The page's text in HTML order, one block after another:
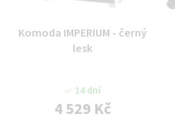
Komoda IMPERIUM - černý
lesk
14 dní
4 529 Kč